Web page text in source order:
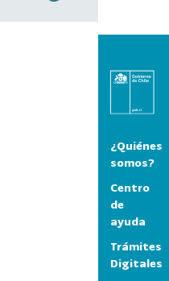
¿Quiénes
somos?
Centro
de
ayuda
Trámites
Digitales